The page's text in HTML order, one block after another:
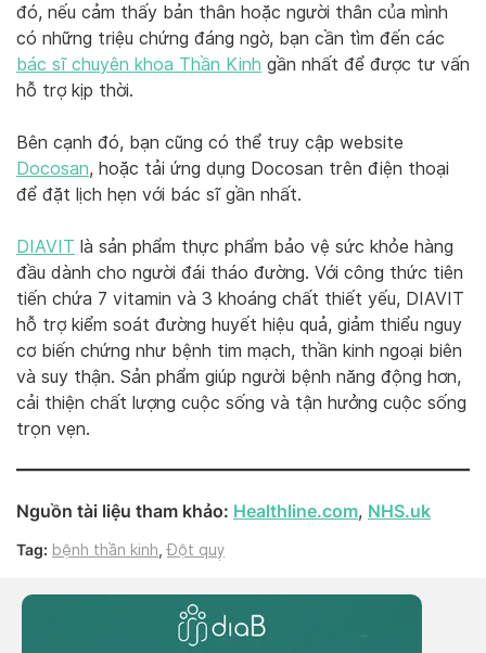
đó, nếu cảm thấy bản thân hoặc người thân của mình
có những triệu chứng đáng ngờ, bạn cần tìm đến các
bác sĩ chuyên khoa Thần Kinh gần nhất để được tư vấn
hỗ trợ kịp thời.
Bên cạnh đó, bạn cũng có thể truy cập website
Docosan, hoặc tải ứng dụng Docosan trên điện thoại
để đặt lịch hẹn với bác sĩ gần nhất.
DIAVIT là sản phẩm thực phẩm bảo vệ sức khỏe hàng
đầu dành cho người đái tháo đường. Với công thức tiên
tiến chứa 7 vitamin và 3 khoáng chất thiết yếu, DIAVIT
hỗ trợ kiểm soát đường huyết hiệu quả, giảm thiểu nguy
cơ biến chứng như bệnh tim mạch, thần kinh ngoại biên
và suy thận. Sản phẩm giúp người bệnh năng động hơn,
cải thiện chất lượng cuộc sống và tận hưởng cuộc sống
trọn vẹn.
Nguồn tài liệu tham khảo: Healthline.com, NHS.uk
Tag: bệnh thần kinh ,Đột quỵ